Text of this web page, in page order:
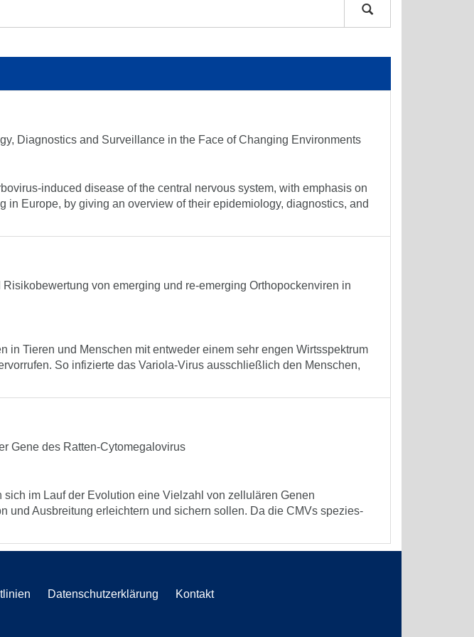
Diagnostics and Surveillance in the Face of Changing Environments
induced disease of the central nervous system, with emphasis on
in Europe, by giving an overview of their epidemiology, diagnostics, and
von emerging und re-emerging Orthopockenviren in
in Tieren und Menschen mit entweder einem sehr engen Wirtsspektrum
So infizierte das Variola-Virus ausschließlich den Menschen,
Gene des Ratten-Cytomegalovirus
im Lauf der Evolution eine Vielzahl von zellulären Genen
und Ausbreitung erleichtern und sichern sollen. Da die CMVs spezies-
Datenschutzerklärung Kontakt